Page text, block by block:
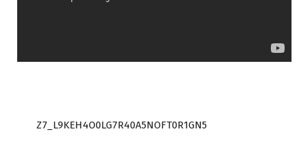
Z7_L9KEH4O0LG7R40A5NOFT0R1GN5